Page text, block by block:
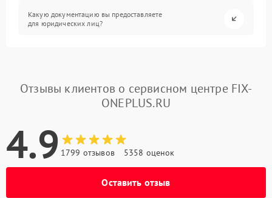
Какую документацию вы предоставляете
для юридических лиц?
Отзывы клиентов о сервисном центре FIX-
ONEPLUS.RU
4.9 1799 отзывов 5358 оценок
Оставить отзыв